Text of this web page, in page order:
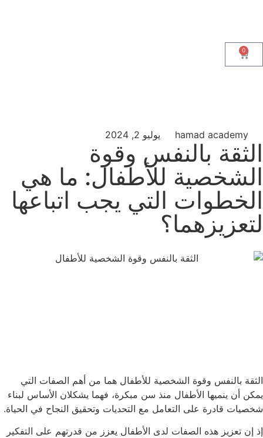
0
hamad academy يوليو 2, 2024
الثقة بالنفس وقوة
الشخصية للأطفال: ما هي
الخطوات التي يجب اتباعها
لتعزيزهما؟
الثقة بالنفس وقوة الشخصية للأطفال هما من أهم الصفات التي
يمكن أن ينميها الأطفال منذ سن مبكرة، فهما يشكلان الأساس لبناء
شخصيات قادرة على التعامل مع التحديات وتحقيق النجاح في الحياة.
إذ إن تعزيز هذه الصفات لدى الأطفال يعزز من قدرتهم على التفكير